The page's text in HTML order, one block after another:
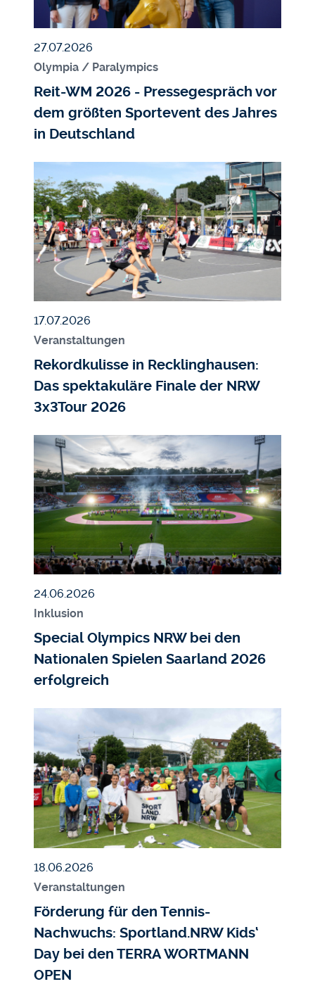
Veröffentlicht am
27.07.2026
Olympia / Paralympics
Reit-WM 2026 - Pressegespräch vor
dem größten Sportevent des Jahres
in Deutschland
Veröffentlicht am
17.07.2026
Veranstaltungen
Rekordkulisse in Recklinghausen:
Das spektakuläre Finale der NRW
3x3Tour 2026
Bildmedium
Bild
Veröffentlicht am
24.06.2026
Inklusion
Special Olympics NRW bei den
Nationalen Spielen Saarland 2026
erfolgreich
Veröffentlicht am
18.06.2026
Veranstaltungen
Förderung für den Tennis-
Nachwuchs: Sportland.NRW Kids‘
Day bei den TERRA WORTMANN
OPEN